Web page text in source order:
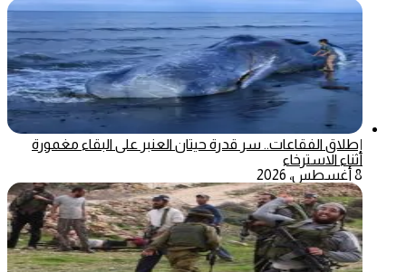
إطلاق الفقاعات.. سر قدرة حيتان العنبر على البقاء مغمورة
أثناء الاسترخاء
8 أغسطس، 2026